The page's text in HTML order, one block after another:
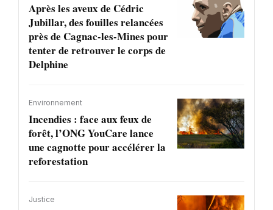
Après les aveux de Cédric
Jubillar, des fouilles relancées
près de Cagnac-les-Mines pour
tenter de retrouver le corps de
Delphine
Environnement
Incendies : face aux feux de
forêt, l’ONG YouCare lance
une cagnotte pour accélérer la
reforestation
Justice